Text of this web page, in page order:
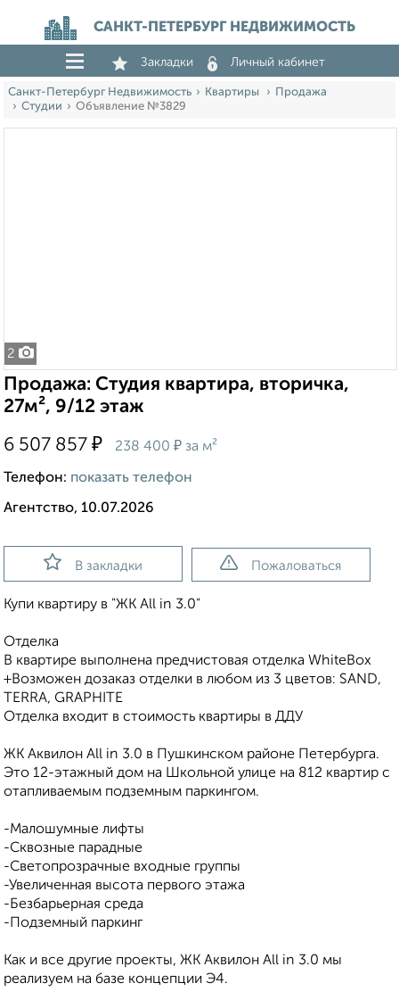
САНКТ-ПЕТЕРБУРГ НЕДВИЖИМОСТЬ
Закладки Личный кабинет
Санкт-Петербург Недвижимость Квартиры
Продажа
Студии
Объявление №3829
2
Продажа: Студия квартира, вторичка,
27м², 9/12 этаж
6 507 857 ₽ 238 400 ₽ за м²
Телефон: показать телефон
Агентство, 10.07.2026
В закладки Пожаловаться
Купи квартиру в "ЖК All in 3.0"
Отделка
В квартире выполнена предчистовая отделка WhiteBox
+Возможен дозаказ отделки в любом из 3 цветов: SAND,
TERRA, GRAPHITE
Отделка входит в стоимость квартиры в ДДУ
ЖК Аквилон All in 3.0 в Пушкинском районе Петербурга.
Это 12-этажный дом на Школьной улице на 812 квартир с
отапливаемым подземным паркингом.
-Малошумные лифты
-Сквозные парадные
-Светопрозрачные входные группы
-Увеличенная высота первого этажа
-Безбарьерная среда
-Подземный паркинг
Как и все другие проекты, ЖК Аквилон All in 3.0 мы
реализуем на базе концепции Э4.